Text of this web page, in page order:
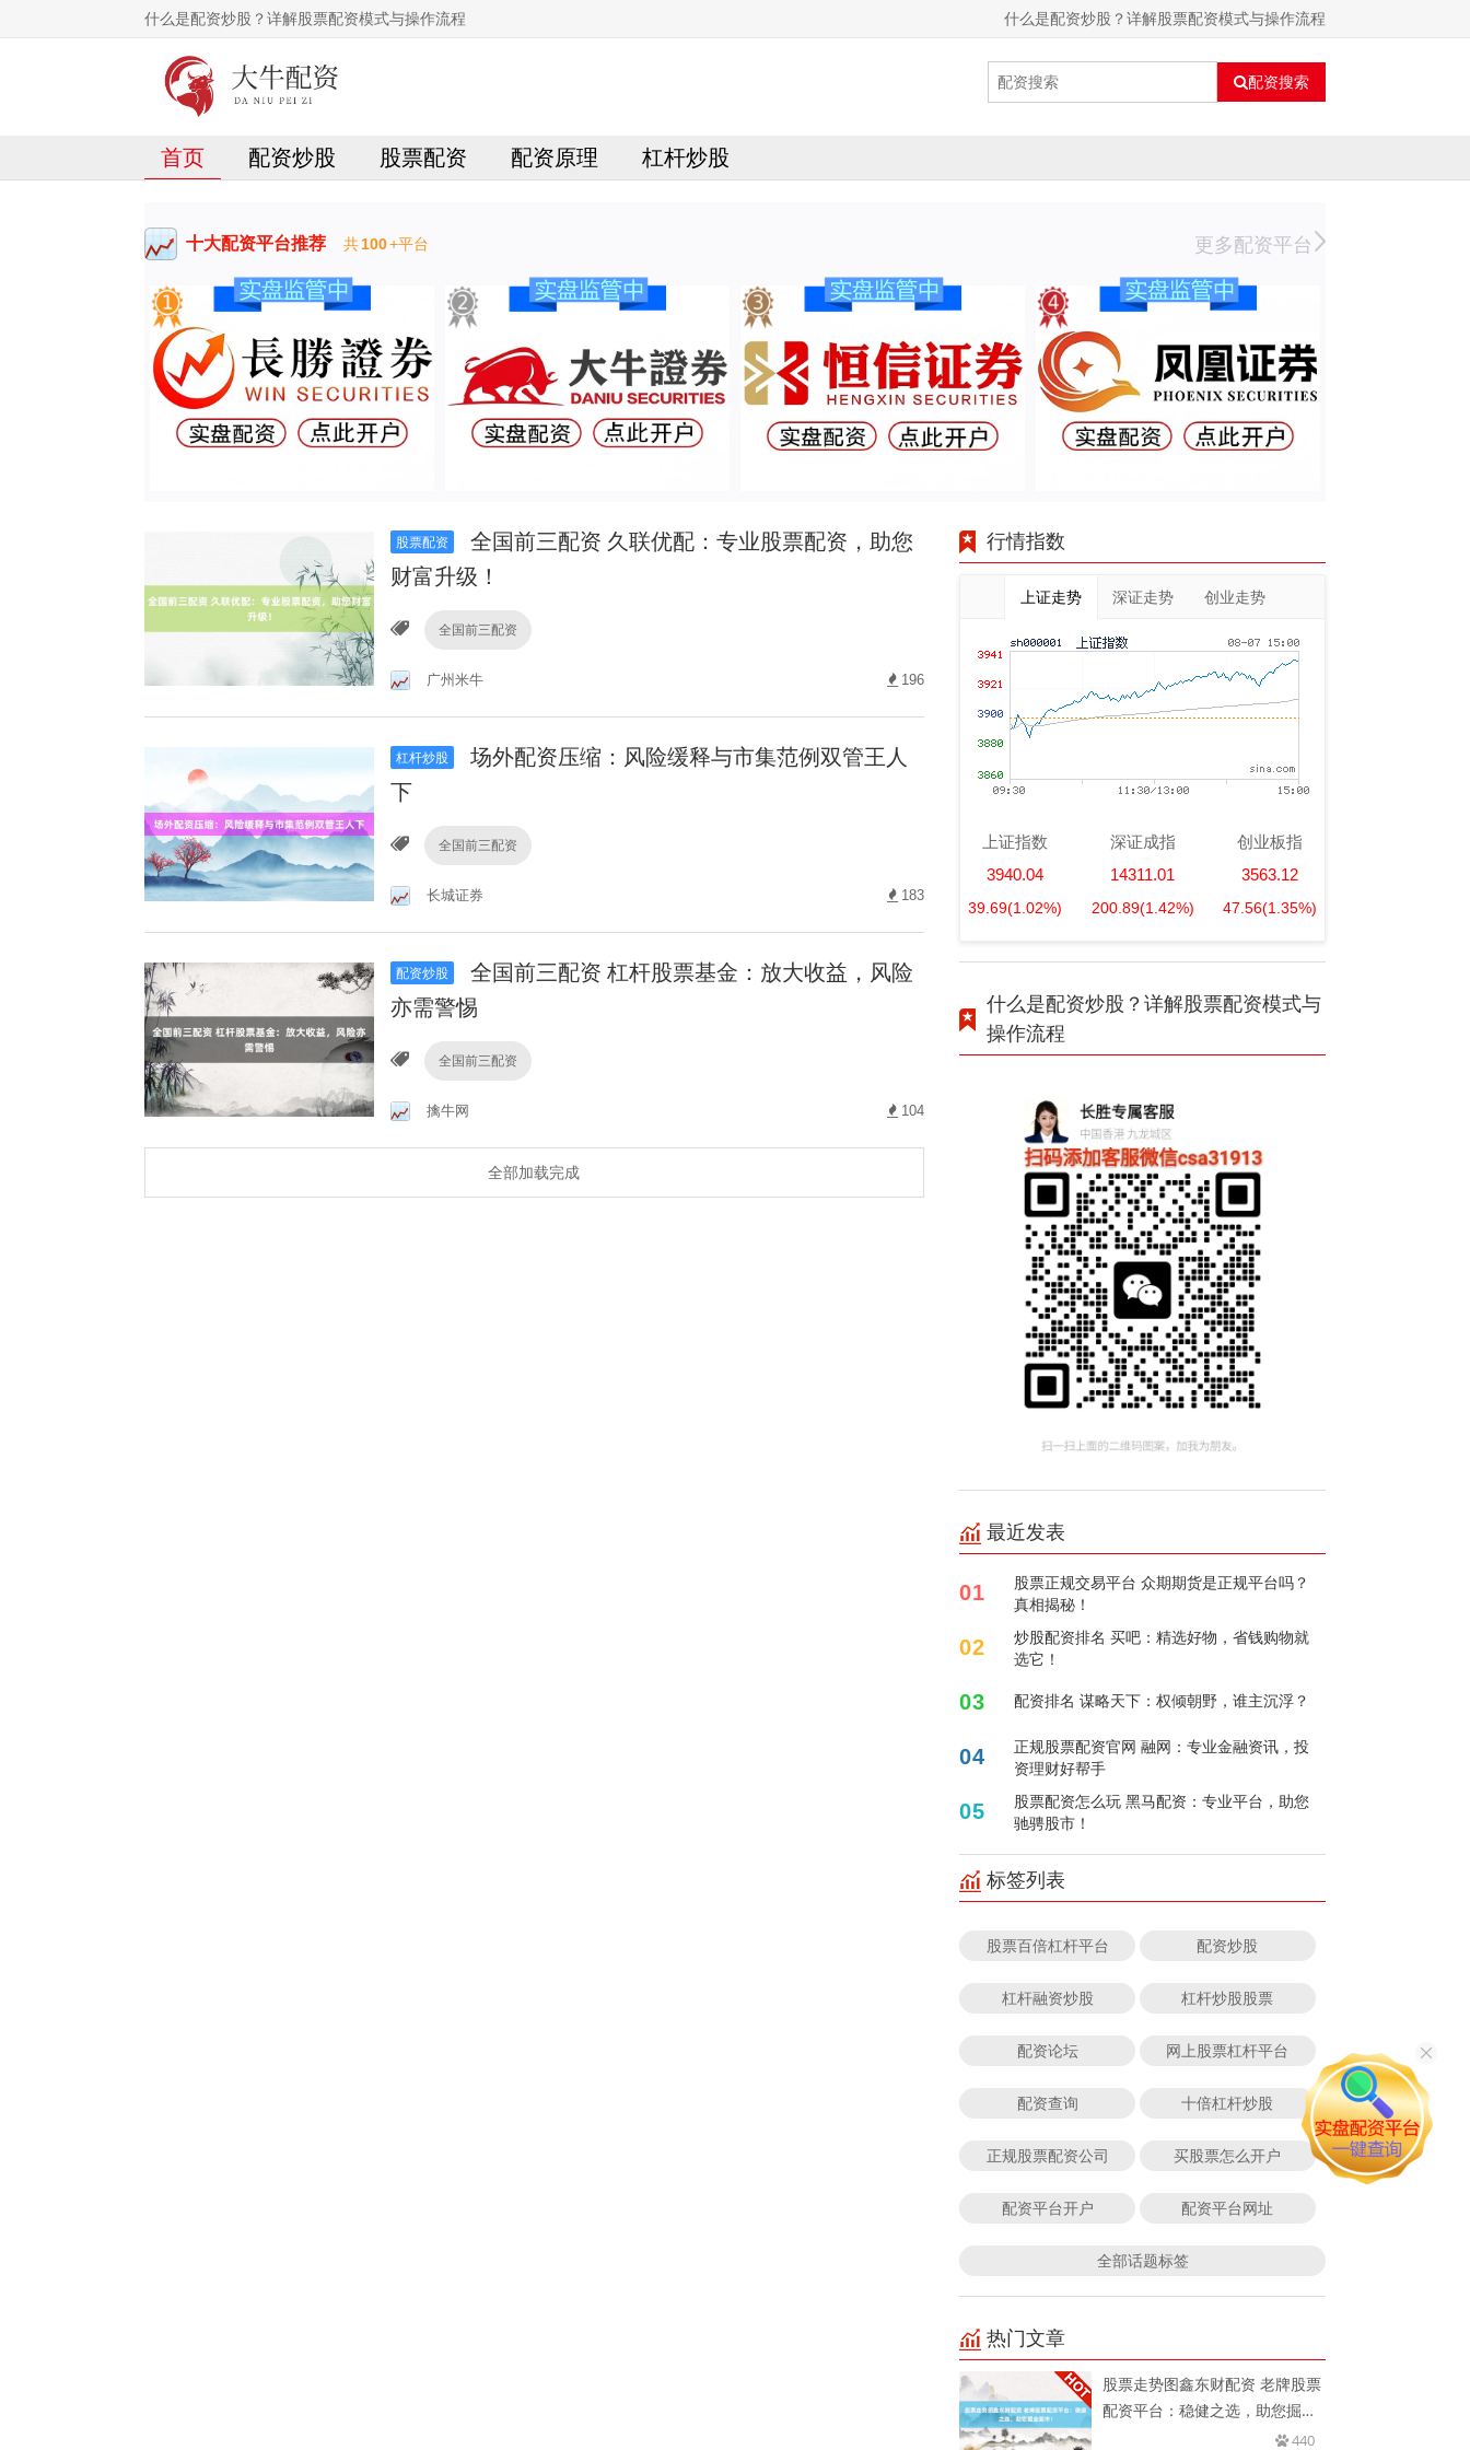
什么是配资炒股？详解股票配资模式与操作流程 什么是配资炒股？详解股票配资模式与操作流程
配资搜索
首页 配资炒股 股票配资 配资原理 杠杆炒股
十大配资平台推荐 共100+平台 更多配资平台
股票配资
全国前三配资 久联优配：专业股票配资，助您
财富升级！
全国前三配资
广州米牛 196
杠杆炒股
场外配资压缩：风险缓释与市集范例双管王人
下
全国前三配资
长城证券 183
配资炒股
全国前三配资 杠杆股票基金：放大收益，风险
亦需警惕
全国前三配资
擒牛网 104
全部加载完成
行情指数
上证走势 深证走势 创业走势
上证指数
3940.04
39.69(1.02%)
深证成指
14311.01
200.89(1.42%)
创业板指
3563.12
47.56(1.35%)
什么是配资炒股？详解股票配资模式与
操作流程
最近发表
01
股票正规交易平台 众期期货是正规平台吗？
真相揭秘！
02
炒股配资排名 买吧：精选好物，省钱购物就
选它！
03 配资排名 谋略天下：权倾朝野，谁主沉浮？
04
正规股票配资官网 融网：专业金融资讯，投
资理财好帮手
05
股票配资怎么玩 黑马配资：专业平台，助您
驰骋股市！
标签列表
股票百倍杠杆平台 配资炒股
杠杆融资炒股 杠杆炒股股票
配资论坛 网上股票杠杆平台
配资查询 十倍杠杆炒股
正规股票配资公司 买股票怎么开户
配资平台开户 配资平台网址
全部话题标签
热门文章
股票走势图鑫东财配资 老牌股票
配资平台：稳健之选，助您掘金
440